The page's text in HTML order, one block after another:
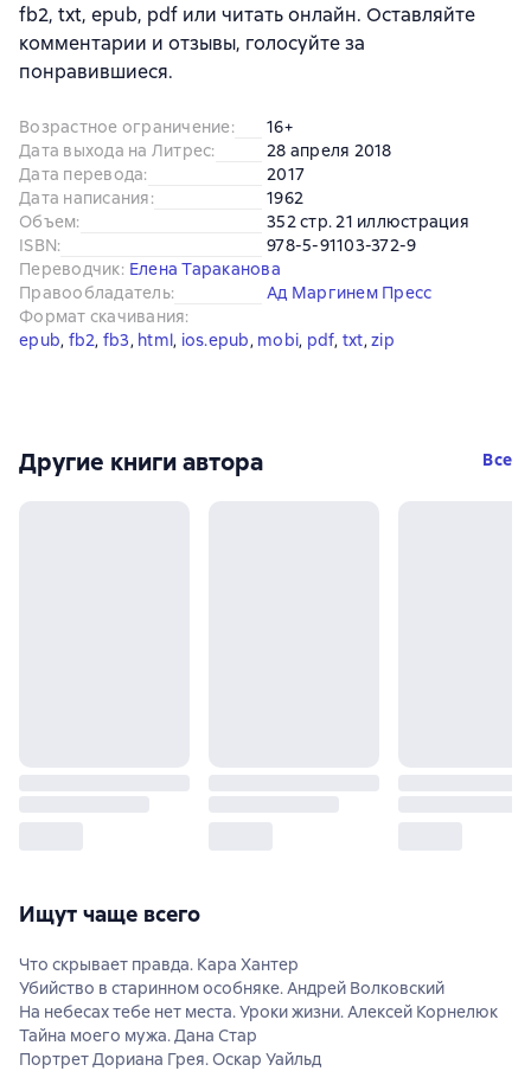
fb2, txt, epub, pdf или читать онлайн. Оставляйте
комментарии и отзывы, голосуйте за
понравившиеся.
Возрастное ограничение:
16+
Дата выхода на Литрес:
28 апреля 2018
Дата перевода:
2017
Дата написания:
1962
Объем:
352 стр. 21 иллюстрация
ISBN:
978-5-91103-372-9
Переводчик: Елена Тараканова
Правообладатель:
Ад Маргинем Пресс
Формат скачивания:
epub, fb2, fb3, html, ios.epub, mobi, pdf, txt, zip
Другие книги автора Все
Ищут чаще всего
Что скрывает правда. Кара Хантер
Убийство в старинном особняке. Андрей Волковский
На небесах тебе нет места. Уроки жизни. Алексей Корнелюк
Тайна моего мужа. Дана Стар
Портрет Дориана Грея. Оскар Уайльд